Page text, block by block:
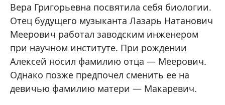
Вера Григорьевна посвятила себя биологии.
Отец будущего музыканта Лазарь Натанович
Меерович работал заводским инженером
при научном институте. При рождении
Алексей носил фамилию отца — Меерович.
Однако позже предпочел сменить ее на
девичью фамилию матери — Макаревич.